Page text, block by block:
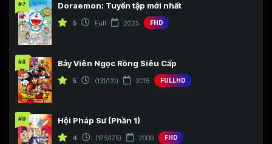
#7 Doraemon: Tuyển tập mới nhất
5 Full 2025 FHD
#8 Bảy Viên Ngọc Rồng Siêu Cấp
5 (131/131) 2015 FULLHD
#9 Hội Pháp Sư (Phần 1)
4 (175/175) 2009 FHD